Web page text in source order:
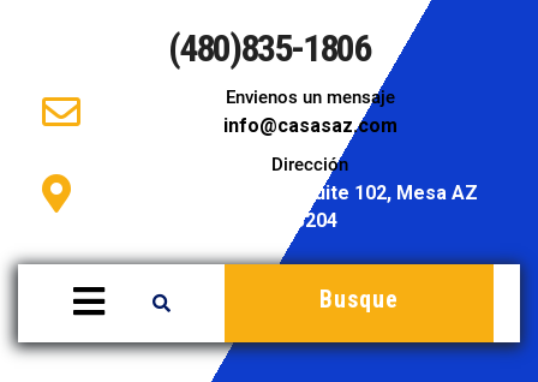
(480)835-1806
Envienos un mensaje
info@casasaz.com
Dirección
946 S. Stapley Dr. Suite 102, Mesa AZ
85204
Busque